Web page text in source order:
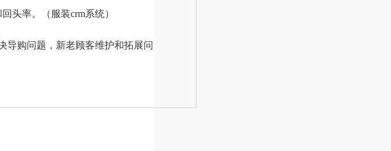
头率。（服装crm系统）
导购问题，新老顾客维护和拓展问